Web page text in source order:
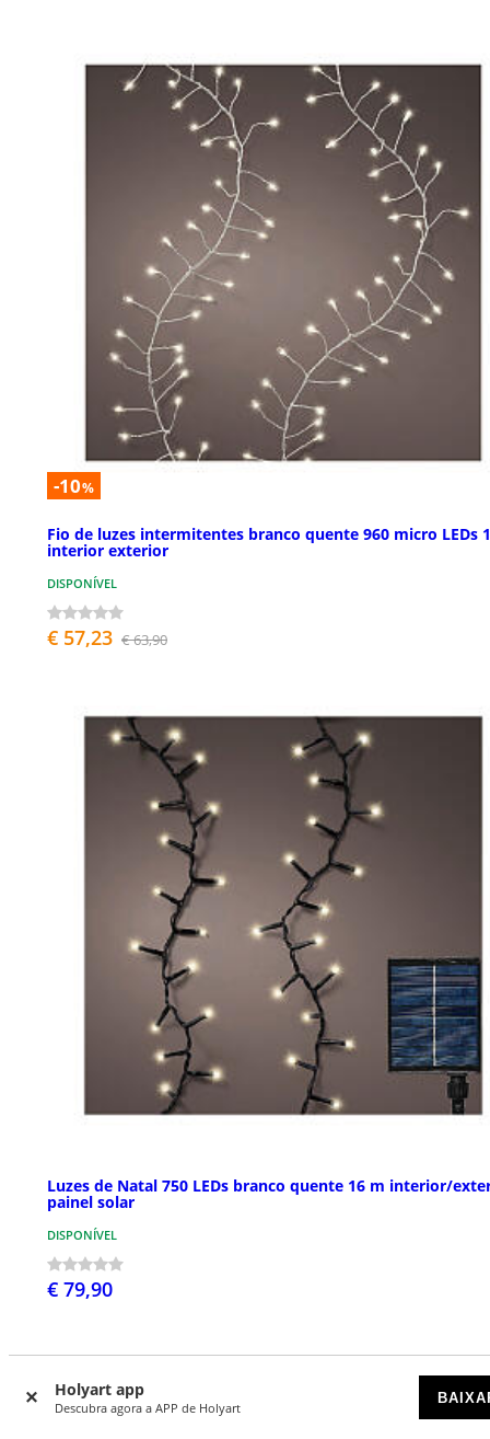
Holyart app
Descubra agora a APP de Holyart
-10%
Fio de luzes intermitentes branco quente 960 micro LEDs
interior exterior
DISPONÍVEL
€ 57,23 € 63,90
Luzes de Natal 750 LEDs branco quente 16 m interior/
painel solar
DISPONÍVEL
€ 79,90